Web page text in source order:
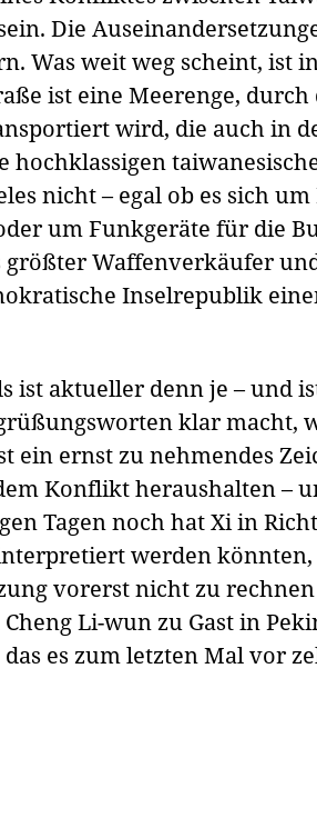
Die
Was weit weg scheint, ist
ist eine Meerenge,
wird, die auch in
hochklassigen
nicht – egal ob es sich
um Funkgeräte für die
größter Waffenverkäufer
Inselrepublik
ist aktueller denn je – und
klar macht,
ein ernst zu nehmendes
Konflikt heraushalten –
Tagen noch hat Xi in
werden
vorerst nicht zu rechnen
Li-wun zu Gast in
es zum letzten Mal vor